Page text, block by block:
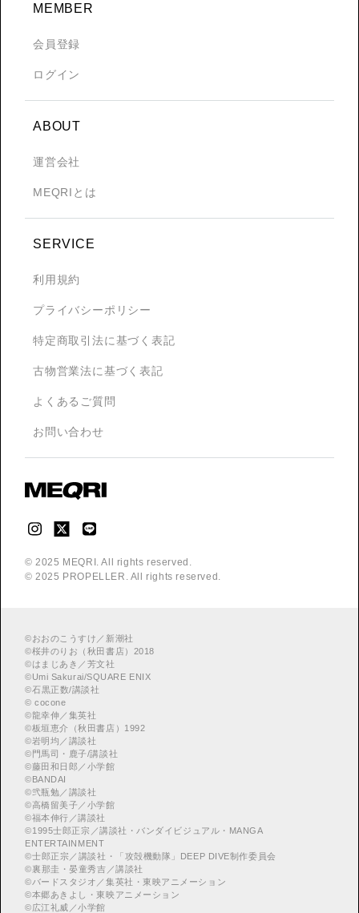
© 2025 MEQRI. All rights reserved.
© 2025 PROPELLER. All rights reserved.
MEMBER
会員登録
ログイン
ABOUT
運営会社
MEQRIとは
SERVICE
利用規約
プライバシーポリシー
特定商取引法に基づく表記
古物営業法に基づく表記
よくあるご質問
お問い合わせ
©おおのこうすけ／新潮社
©桜井のりお（秋田書店）2018
©はまじあき／芳文社
©Umi Sakurai/SQUARE ENIX
©︎石黒正数/講談社
© cocone
©龍幸伸／集英社
©板垣恵介（秋田書店）1992
©岩明均／講談社
©門馬司・鹿子/講談社
©藤田和日郎／小学館
©BANDAI
©弐瓶勉／講談社
©高橋留美子／小学館
©福本伸行／講談社
©︎1995士郎正宗／講談社・バンダイビジュアル・MANGA
ENTERTAINMENT
©︎士郎正宗／講談社・「攻殻機動隊」DEEP DIVE制作委員会
©︎裏那圭・晏童秀吉／講談社
©バードスタジオ／集英社・東映アニメーション
©本郷あきよし・東映アニメーション
©広江礼威／小学館